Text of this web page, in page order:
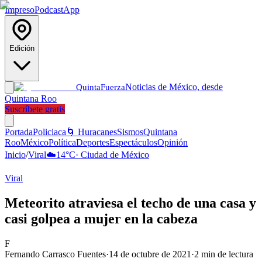
ImpresoPodcastApp
Edición
QuintaFuerzaNoticias de México, desde
Quintana Roo
Suscríbete gratis
PortadaPoliciaca 🌀 HuracanesSismosQuintana
RooMéxicoPolíticaDeportesEspectáculosOpinión
Inicio/Viral☁️14°C· Ciudad de México
Viral
Meteorito atraviesa el techo de una casa y
casi golpea a mujer en la cabeza
F
Fernando Carrasco Fuentes·14 de octubre de 2021 ·2 min de lectura